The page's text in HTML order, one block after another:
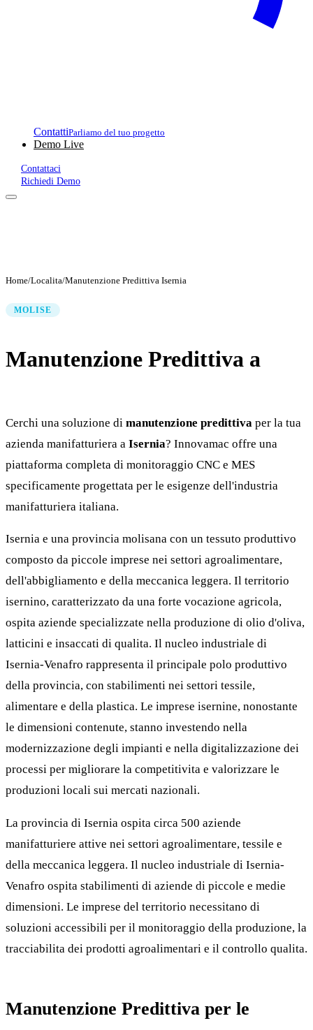
ContattiParliamo del tuo progetto
Demo Live
Contattaci
Richiedi Demo
Home/Localita/Manutenzione Predittiva Isernia
MOLISE
Manutenzione Predittiva a
Cerchi una soluzione di manutenzione predittiva per la tua
azienda manifatturiera a Isernia? Innovamac offre una
piattaforma completa di monitoraggio CNC e MES
specificamente progettata per le esigenze dell'industria
manifatturiera italiana.
Isernia e una provincia molisana con un tessuto produttivo
composto da piccole imprese nei settori agroalimentare,
dell'abbigliamento e della meccanica leggera. Il territorio
isernino, caratterizzato da una forte vocazione agricola,
ospita aziende specializzate nella produzione di olio d'oliva,
latticini e insaccati di qualita. Il nucleo industriale di
Isernia-Venafro rappresenta il principale polo produttivo
della provincia, con stabilimenti nei settori tessile,
alimentare e della plastica. Le imprese isernine, nonostante
le dimensioni contenute, stanno investendo nella
modernizzazione degli impianti e nella digitalizzazione dei
processi per migliorare la competitivita e valorizzare le
produzioni locali sui mercati nazionali.
La provincia di Isernia ospita circa 500 aziende
manifatturiere attive nei settori agroalimentare, tessile e
della meccanica leggera. Il nucleo industriale di Isernia-
Venafro ospita stabilimenti di aziende di piccole e medie
dimensioni. Le imprese del territorio necessitano di
soluzioni accessibili per il monitoraggio della produzione, la
tracciabilita dei prodotti agroalimentari e il controllo qualita.
Manutenzione Predittiva per le